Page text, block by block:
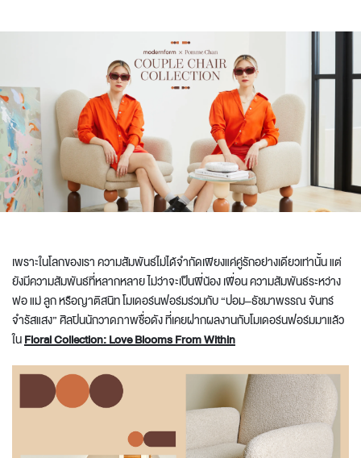
เพราะในโลกของเรา ความสัมพันธ์ไม่ได้จำกัดเพียงแค่คู่รักอย่างเดียวเท่านั้น แต่
ยังมีความสัมพันธ์ที่หลากหลาย ไม่ว่าจะเป็นพี่น้อง เพื่อน ความสัมพันธ์ระหว่าง
พ่อ แม่ ลูก หรือญาติสนิท โมเดอร์นฟอร์มร่วมกับ “ปอม–ธัชมาพรรณ จันทร์
จำรัสแสง” ศิลปินนักวาดภาพชื่อดัง ที่เคยฝากผลงานกับโมเดอร์นฟอร์มมาแล้ว
ในFloral Collection: Love Blooms From Within